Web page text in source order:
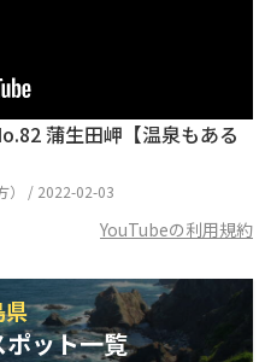
蒲生田岬【温泉もある
） / 2022-02-03
YouTubeの利用規約
県
ット一覧